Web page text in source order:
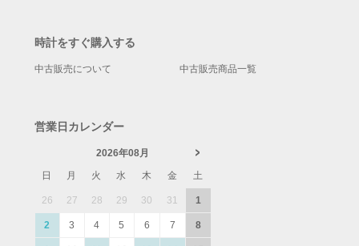
時計をすぐ購入する
中古販売について 中古販売商品一覧
営業日カレンダー
2026年08月
日
月 火 水 木 金 土
26 27 28 29 30 31 1
2 3 4 5 6 7 8